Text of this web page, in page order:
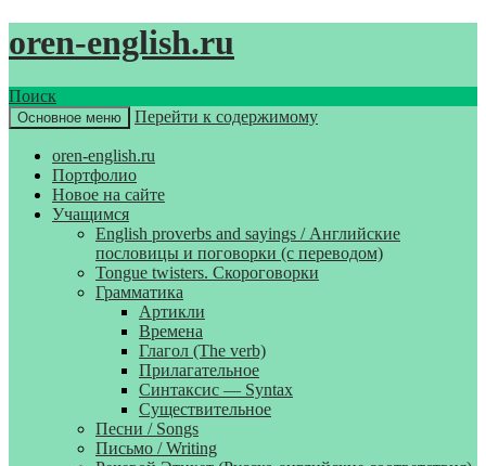
oren-english.ru
Поиск
Основное меню Перейти к содержимому
oren-english.ru
Портфолио
Новое на сайте
Учащимся
English proverbs and sayings / Английские
пословицы и поговорки (с переводом)
Tongue twisters. Скороговорки
Грамматика
Артикли
Времена
Глагол (The verb)
Прилагательное
Синтаксис — Syntax
Существительное
Песни / Songs
Письмо / Writing